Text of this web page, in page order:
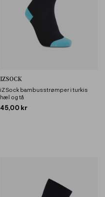
IZSOCK
iZ Sock bambusstrømper i turkis
hæl og tå
45,00 kr